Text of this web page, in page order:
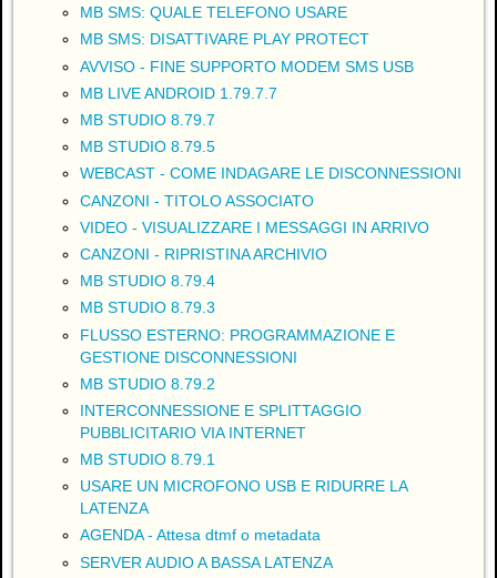
MB SMS: QUALE TELEFONO USARE
MB SMS: DISATTIVARE PLAY PROTECT
AVVISO - FINE SUPPORTO MODEM SMS USB
MB LIVE ANDROID 1.79.7.7
MB STUDIO 8.79.7
MB STUDIO 8.79.5
WEBCAST - COME INDAGARE LE DISCONNESSIONI
CANZONI - TITOLO ASSOCIATO
VIDEO - VISUALIZZARE I MESSAGGI IN ARRIVO
CANZONI - RIPRISTINA ARCHIVIO
MB STUDIO 8.79.4
MB STUDIO 8.79.3
FLUSSO ESTERNO: PROGRAMMAZIONE E
GESTIONE DISCONNESSIONI
MB STUDIO 8.79.2
INTERCONNESSIONE E SPLITTAGGIO
PUBBLICITARIO VIA INTERNET
MB STUDIO 8.79.1
USARE UN MICROFONO USB E RIDURRE LA
LATENZA
AGENDA - Attesa dtmf o metadata
SERVER AUDIO A BASSA LATENZA